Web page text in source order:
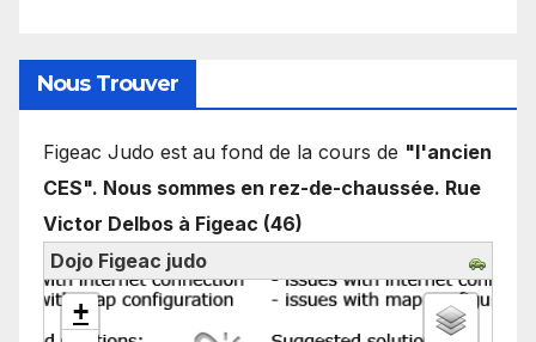
Nous Trouver
Figeac Judo est au fond de la cours de "l'ancien
CES". Nous sommes en rez-de-chaussée. Rue
Victor Delbos à Figeac (46)
Dojo Figeac judo
chargement de la carte - veuillez patienter...
+